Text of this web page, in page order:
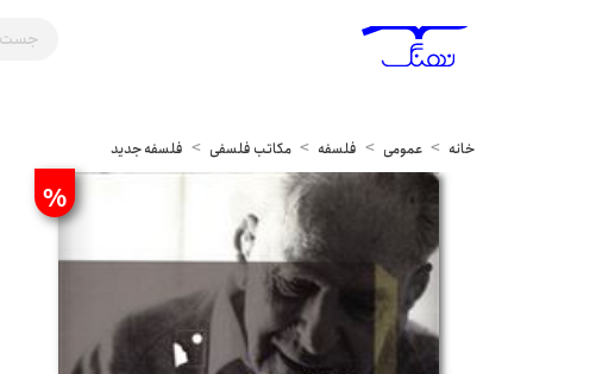
خانه عمومی فلسفه مکاتب فلسفی فلسفه جدید
%